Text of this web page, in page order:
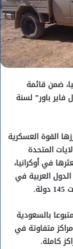
في المركز 132 عالميا، ضمن قائمة
باور” لسنة
أكثر من 50 عاملا، أبرزها القوة العسكرية
المتحدة
في أوكرانيا،
العربية في
بالسعودية
مراكز متفاوتة في
كاملة.